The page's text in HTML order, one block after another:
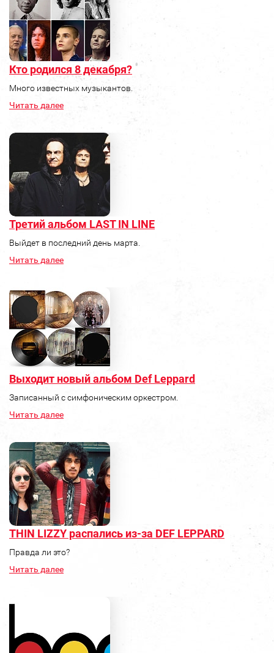
Кто родился 8 декабря?
Много известных музыкантов.
Читать далее
Третий альбом LAST IN LINE
Выйдет в последний день марта.
Читать далее
Выходит новый альбом Def Leppard
Записанный с симфоническим оркестром.
Читать далее
THIN LIZZY распались из-за DEF LEPPARD
Правда ли это?
Читать далее